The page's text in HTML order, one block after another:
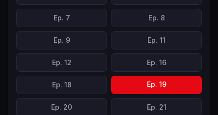
Ep. 7 Ep. 8
Ep. 9 Ep. 11
Ep. 12 Ep. 16
Ep. 18 Ep. 19
Ep. 20 Ep. 21